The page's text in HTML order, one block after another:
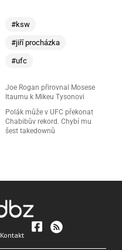
#ksw
#jiří procházka
#ufc
Joe Rogan přirovnal Mosese
Itaumu k Mikeu Tysonovi
Polák může v UFC překonat
Chabibův rekord. Chybí mu
šest takedownů
Kontakt